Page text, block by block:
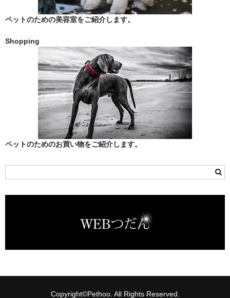
印旛郡酒々井町
印西市
君津市
四街道市
大網白里市
富津市
富里市
山武市
市原市
市川市
ペットのための美容室をご紹介します。
Shopping
ペットのためのお買い物をご紹介します。
Copyright©Pethoo. All Rights Reserved.